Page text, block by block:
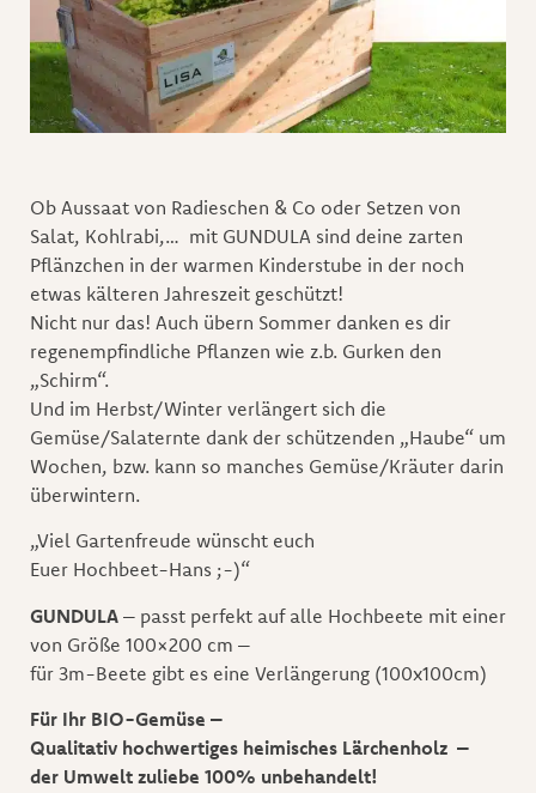
Ob Aussaat von Radieschen & Co oder Setzen von
Salat, Kohlrabi,… mit GUNDULA sind deine zarten
Pflänzchen in der warmen Kinderstube in der noch
etwas kälteren Jahreszeit geschützt!
Nicht nur das! Auch übern Sommer danken es dir
regenempfindliche Pflanzen wie z.b. Gurken den
„Schirm“.
Und im Herbst/Winter verlängert sich die
Gemüse/Salaternte dank der schützenden „Haube“ um
Wochen, bzw. kann so manches Gemüse/Kräuter darin
überwintern.
„Viel Gartenfreude wünscht euch
Euer Hochbeet-Hans ;-)“
GUNDULA – passt perfekt auf alle Hochbeete mit einer
von Größe 100×200 cm –
für 3m-Beete gibt es eine Verlängerung (100x100cm)
Für Ihr BIO-Gemüse –
Qualitativ hochwertiges heimisches Lärchenholz –
der Umwelt zuliebe 100% unbehandelt!